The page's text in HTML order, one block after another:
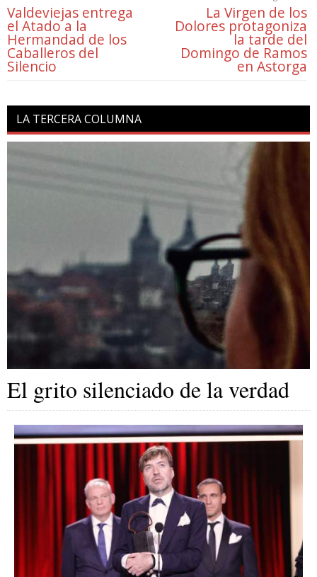
Valdeviejas entrega
el Atado a la
Hermandad de los
Caballeros del
Silencio
La Virgen de los
Dolores protagoniza
la tarde del
Domingo de Ramos
en Astorga
LA TERCERA COLUMNA
El grito silenciado de la verdad